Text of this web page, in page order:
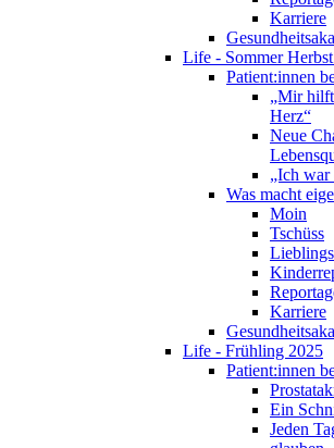
Karriere
Life - Sommer
Patient:innen
„Mir
Herz“
Neue
„Ich war
Was macht
Moin
Tschüss
Karriere
Life - Frühling 2025
Patient:innen
Ein
Jeden